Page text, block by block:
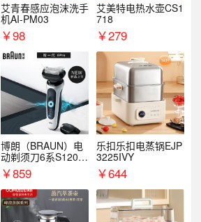
艾青春感应泡沫洗手
机AI-PM03
￥98
艾美特电热水壶CS1
718
￥279
博朗（BRAUN）电
动剃须刀6系S1200
S￥859
乐扣乐扣电蒸锅EJP
3225IVY
￥644